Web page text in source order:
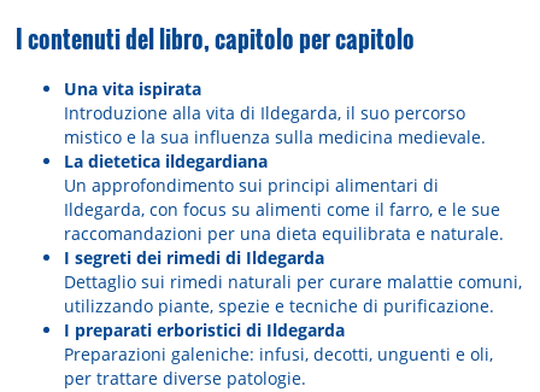
I contenuti del libro, capitolo per capitolo
Una vita ispirata
Introduzione alla vita di Ildegarda, il suo percorso
mistico e la sua influenza sulla medicina medievale.
La dietetica ildegardiana
Un approfondimento sui principi alimentari di
Ildegarda, con focus su alimenti come il farro, e le sue
raccomandazioni per una dieta equilibrata e naturale.
I segreti dei rimedi di Ildegarda
Dettaglio sui rimedi naturali per curare malattie comuni,
utilizzando piante, spezie e tecniche di purificazione.
I preparati erboristici di Ildegarda
Preparazioni galeniche: infusi, decotti, unguenti e oli,
per trattare diverse patologie.